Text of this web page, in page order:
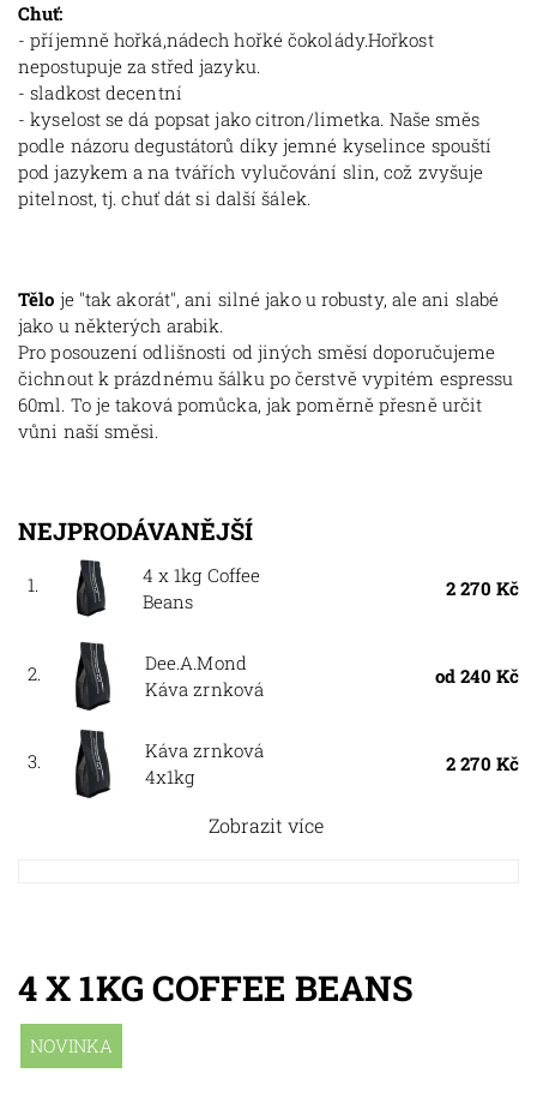
Chuť:
- příjemně hořká,nádech hořké čokolády.Hořkost
nepostupuje za střed jazyku.
- sladkost decentní
- kyselost se dá popsat jako citron/limetka. Naše směs
podle názoru degustátorů díky jemné kyselince spouští
pod jazykem a na tvářích vylučování slin, což zvyšuje
pitelnost, tj. chuť dát si další šálek.
Tělo je "tak akorát", ani silné jako u robusty, ale ani slabé
jako u některých arabik.
Pro posouzení odlišnosti od jiných směsí doporučujeme
čichnout k prázdnému šálku po čerstvě vypitém espressu
60ml. To je taková pomůcka, jak poměrně přesně určit
vůni naší směsi.
NEJPRODÁVANĚJŠÍ
1.
4 x 1kg Coffee
Beans
2 270 Kč
2.
Dee.A.Mond
Káva zrnková
od 240 Kč
3.
Káva zrnková
4x1kg
2 270 Kč
Zobrazit více
4 X 1KG COFFEE BEANS
NOVINKA